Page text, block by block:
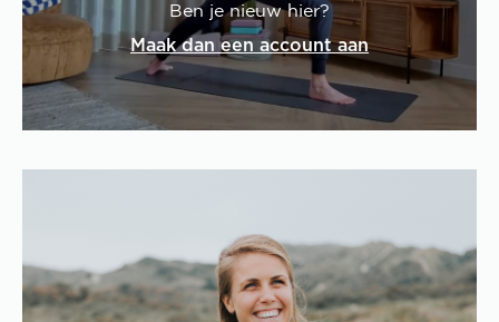
Ben je nieuw hier?
Maak dan een account aan